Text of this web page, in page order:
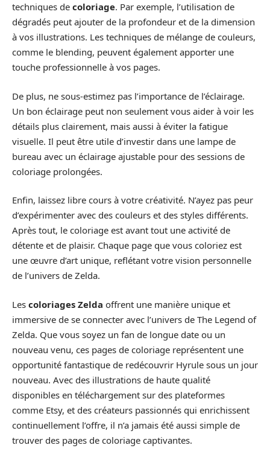
techniques de coloriage. Par exemple, l’utilisation de
dégradés peut ajouter de la profondeur et de la dimension
à vos illustrations. Les techniques de mélange de couleurs,
comme le blending, peuvent également apporter une
touche professionnelle à vos pages.
De plus, ne sous-estimez pas l’importance de l’éclairage.
Un bon éclairage peut non seulement vous aider à voir les
détails plus clairement, mais aussi à éviter la fatigue
visuelle. Il peut être utile d’investir dans une lampe de
bureau avec un éclairage ajustable pour des sessions de
coloriage prolongées.
Enfin, laissez libre cours à votre créativité. N’ayez pas peur
d’expérimenter avec des couleurs et des styles différents.
Après tout, le coloriage est avant tout une activité de
détente et de plaisir. Chaque page que vous coloriez est
une œuvre d’art unique, reflétant votre vision personnelle
de l’univers de Zelda.
Les coloriages Zelda offrent une manière unique et
immersive de se connecter avec l’univers de The Legend of
Zelda. Que vous soyez un fan de longue date ou un
nouveau venu, ces pages de coloriage représentent une
opportunité fantastique de redécouvrir Hyrule sous un jour
nouveau. Avec des illustrations de haute qualité
disponibles en téléchargement sur des plateformes
comme Etsy, et des créateurs passionnés qui enrichissent
continuellement l’offre, il n’a jamais été aussi simple de
trouver des pages de coloriage captivantes.